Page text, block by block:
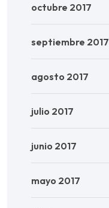
octubre 2017
septiembre 2017
agosto 2017
julio 2017
junio 2017
mayo 2017